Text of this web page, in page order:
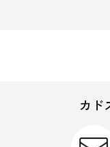
カド